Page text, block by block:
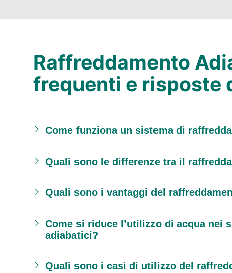
Raffreddamento
frequenti e risposte
Come funziona un sistema di
Quali sono le differenze tra il
Quali sono i vantaggi del
Come si riduce l’utilizzo di acqua nei
adiabatici?
Quali sono i casi di utilizzo del